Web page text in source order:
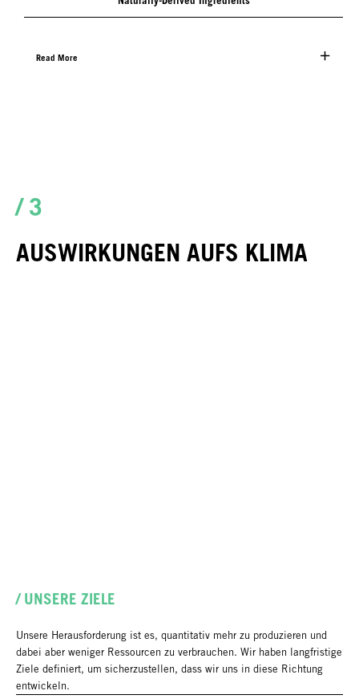
Read More
/ 3
AUSWIRKUNGEN AUFS KLIMA
/ UNSERE ZIELE
Unsere Herausforderung ist es, quantitativ mehr zu produzieren und
dabei aber weniger Ressourcen zu verbrauchen. Wir haben langfristige
Ziele definiert, um sicherzustellen, dass wir uns in diese Richtung
entwickeln.